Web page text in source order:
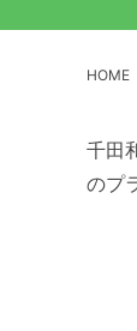
HOME
千田
のプ